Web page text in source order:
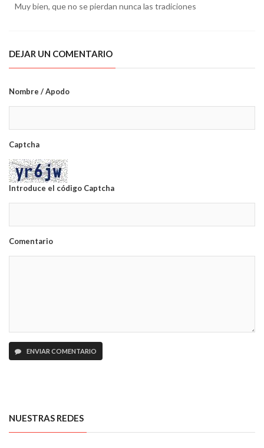
Muy bien, que no se pierdan nunca las tradiciones
DEJAR UN COMENTARIO
Nombre / Apodo
Captcha
Introduce el código Captcha
Comentario
ENVIAR COMENTARIO
NUESTRAS REDES